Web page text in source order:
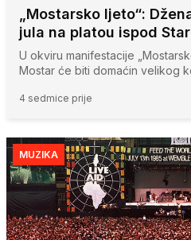
„Mostarsko ljeto“:
jula na platou ispod
U okviru manifestacije
Mostar će biti domaćin velikog
4 sedmice prije
MUZIKA